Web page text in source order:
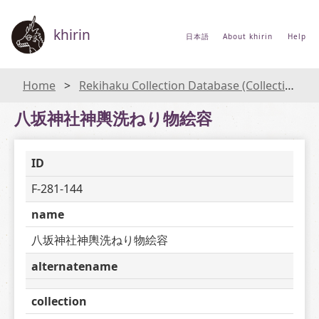
khirin 日本語 About khirin Help
Home Rekihaku Collection Database (Collections Database of the National Museum of Japanese History)
八坂神社神輿洗ねり物絵容
ID
F-281-144
name
八坂神社神輿洗ねり物絵容
alternatename
collection